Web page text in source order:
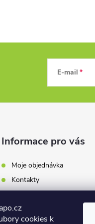
cookies k
E-mail
Informace pro vás
Moje objednávka
Kontakty
Hodnocení obchodu